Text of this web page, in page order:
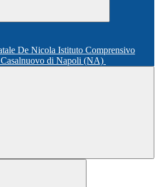
Istituto Comprensivo
Casalnuovo di Napoli (NA)